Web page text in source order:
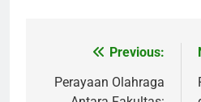
navigation
Previous:
Perayaan Olahraga